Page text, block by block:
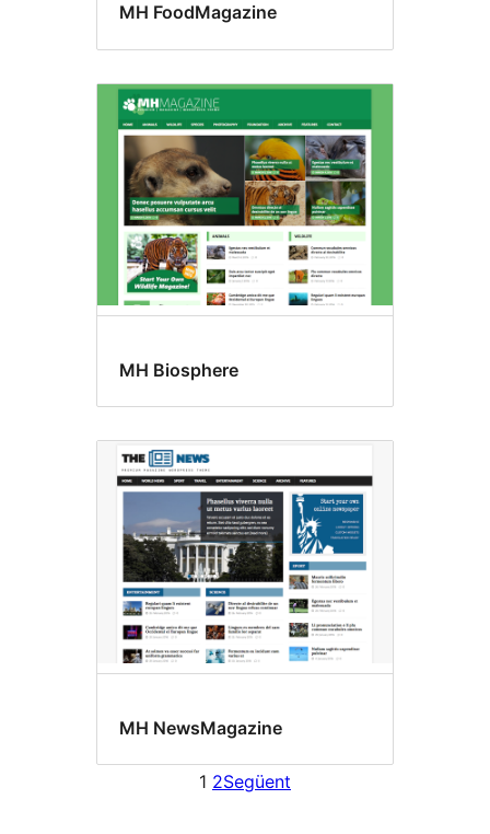
MH FoodMagazine
MH Biosphere
MH NewsMagazine
1 2Següent